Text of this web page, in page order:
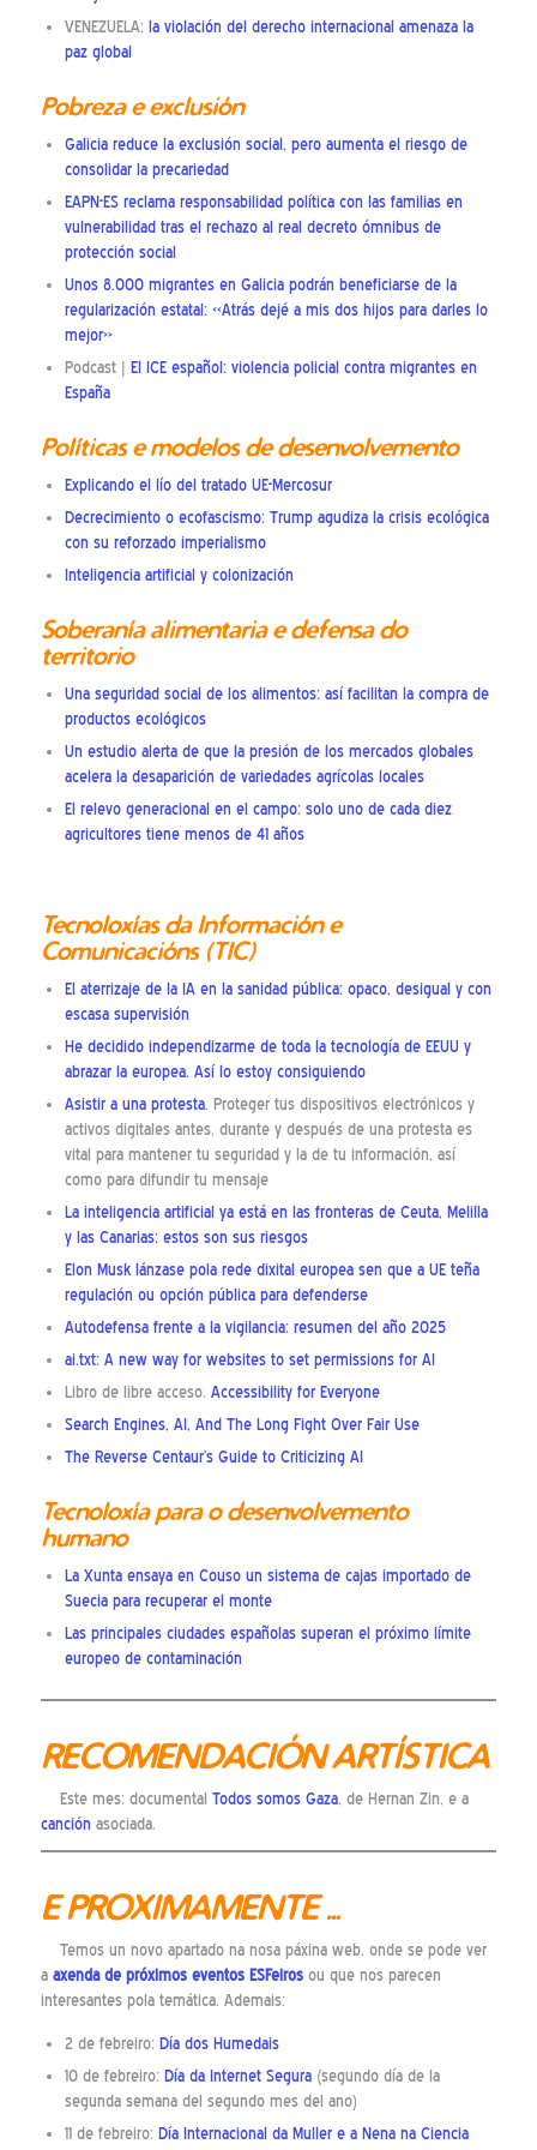
VENEZUELA: la violación del derecho internacional amenaza la
paz global
Pobreza e exclusión
Galicia reduce la exclusión social, pero aumenta el riesgo de
consolidar la precariedad
EAPN-ES reclama responsabilidad política con las familias en
vulnerabilidad tras el rechazo al real decreto ómnibus de
protección social
Unos 8.000 migrantes en Galicia podrán beneficiarse de la
regularización estatal: «Atrás dejé a mis dos hijos para darles lo
mejor»
Podcast |
El ICE español: violencia policial contra migrantes en
España
Políticas e modelos de desenvolvemento
Explicando el lío del tratado UE-Mercosur
Decrecimiento o ecofascismo: Trump agudiza la crisis ecológica
con su reforzado imperialismo
Inteligencia artificial y colonización
Soberanía alimentaria e defensa do
territorio
Una seguridad social de los alimentos: así facilitan la compra de
productos ecológicos
Un estudio alerta de que la presión de los mercados globales
acelera la desaparición de variedades agrícolas locales
El relevo generacional en el campo: solo uno de cada diez
agricultores tiene menos de 41 años
Tecnoloxías da Información e
Comunicacións (TIC)
El aterrizaje de la IA en la sanidad pública: opaco, desigual y con
escasa supervisión
He decidido independizarme de toda la tecnología de EEUU y
abrazar la europea. Así lo estoy consiguiendo
Asistir a una protesta. Proteger tus dispositivos electrónicos y
activos digitales antes, durante y después de una protesta es
vital para mantener tu seguridad y la de tu información, así
como para difundir tu mensaje
La inteligencia artificial ya está en las fronteras de Ceuta, Melilla
y las Canarias: estos son sus riesgos
Elon Musk lánzase pola rede dixital europea sen que a UE teña
regulación ou opción pública para defenderse
Autodefensa frente a la vigilancia: resumen del año 2025
ai.txt: A new way for websites to set permissions for AI
Libro de libre acceso. Accessibility for Everyone
Search Engines, AI, And The Long Fight Over Fair Use
The Reverse Centaur’s Guide to Criticizing AI
Tecnoloxía para o desenvolvemento
humano
La Xunta ensaya en Couso un sistema de cajas importado de
Suecia para recuperar el monte
Las principales ciudades españolas superan el próximo límite
europeo de contaminación
RECOMENDACIÓN ARTÍSTICA
Este mes: documental Todos somos Gaza, de Hernan Zin, e a
canción asociada.
E PROXIMAMENTE …
Temos un novo apartado na nosa páxina web, onde se pode ver
a axenda de próximos eventos ESFeirosou que nos parecen
interesantes pola temática. Ademais:
2 de febreiro: Día dos Humedais
10 de febreiro: Día da Internet Segura(segundo día de la
segunda semana del segundo mes del ano)
11 de febreiro: Día Internacional da Muller e a Nena na Ciencia